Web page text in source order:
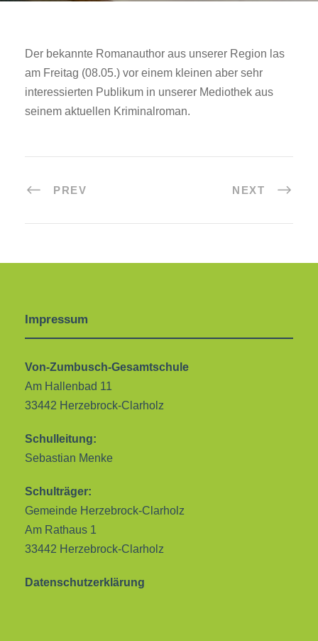
Der bekannte Romanauthor aus unserer Region las
am Freitag (08.05.) vor einem kleinen aber sehr
interessierten Publikum in unserer Mediothek aus
seinem aktuellen Kriminalroman.
PREV NEXT
Impressum
Von-Zumbusch-Gesamtschule
Am Hallenbad 11
33442 Herzebrock-Clarholz
Schulleitung:
Sebastian Menke
Schulträger:
Gemeinde Herzebrock-Clarholz
Am Rathaus 1
33442 Herzebrock-Clarholz
Datenschutzerklärung